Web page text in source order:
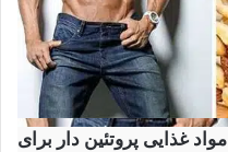
لیست غذاهای بدنسازی: 64 مواد غذایی پروتئین دار برای